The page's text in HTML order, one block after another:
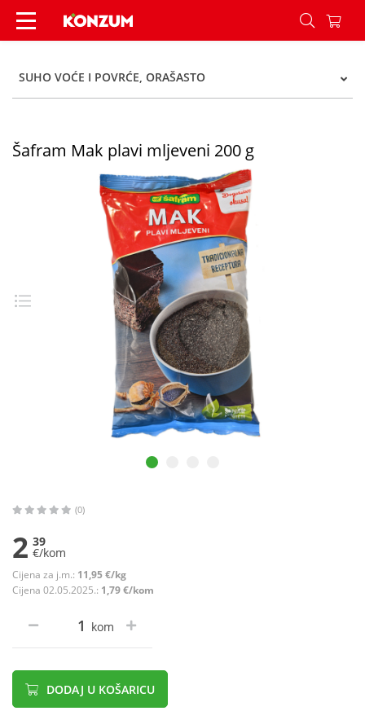
Šafram Mak plavi mljeveni 200 g - Konzum
SUHO VOĆE I POVRĆE, ORAŠASTO
Šafram Mak plavi mljeveni 200 g
(0)
2 39
€/kom
Cijena za j.m.: 11,95 €/kg
Cijena 02.05.2025.: 1,79 €/kom
kom
DODAJ U KOŠARICU